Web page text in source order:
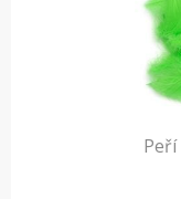
Peří